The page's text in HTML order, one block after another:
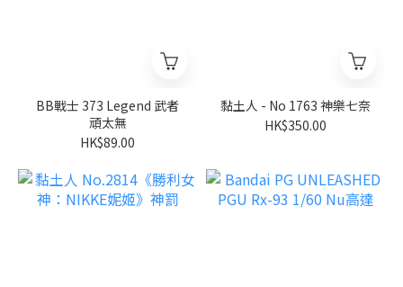
BB戰士 373 Legend 武者
頑太無
HK$89.00
黏土人 - No 1763 神樂七奈
HK$350.00